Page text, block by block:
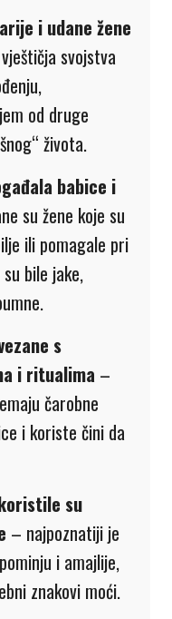
i udane žene
svojstva
od druge
života.
babice i
su žene koje su
ili pomagale pri
bile jake,
s
i ritualima –
čarobne
i koriste čini da
su
– najpoznatiji je
i amajlije,
znakovi moći.